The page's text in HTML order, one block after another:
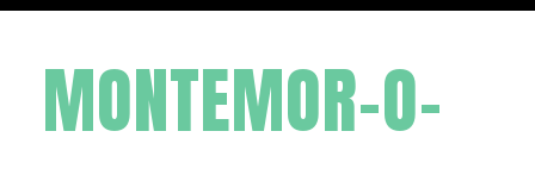
MONTEMOR-O-